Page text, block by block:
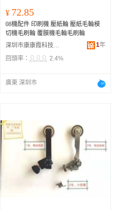
¥ 72.85
08機配件 印刷機 壓紙輪 壓紙毛輪模
切機毛刷輪 覆膜機毛輪毛刷輪
深圳市康康霞科技有限公司
1年
回頭率：
2.4%
廣東 深圳市